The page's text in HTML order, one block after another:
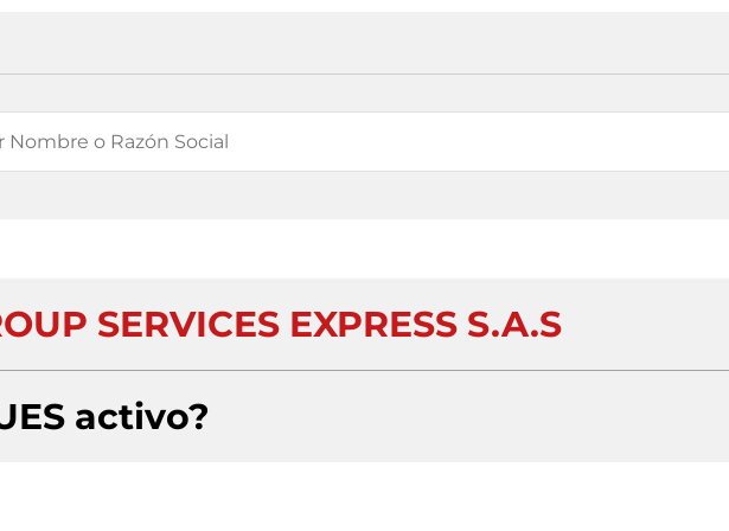
SERVICES EXPRESS S.A.S
activo?